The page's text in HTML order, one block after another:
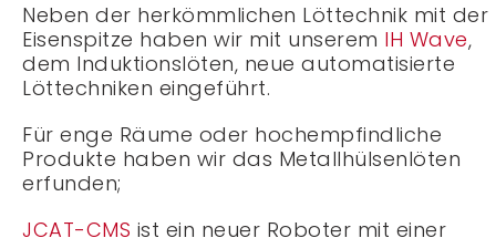
Neben der herkömmlichen Löttechnik mit der
Eisenspitze haben wir mit unserem IH Wave,
dem Induktionslöten, neue automatisierte
Löttechniken eingeführt.
Für enge Räume oder hochempfindliche
Produkte haben wir das Metallhülsenlöten
erfunden;
JCAT-CMS ist ein neuer Roboter mit einer